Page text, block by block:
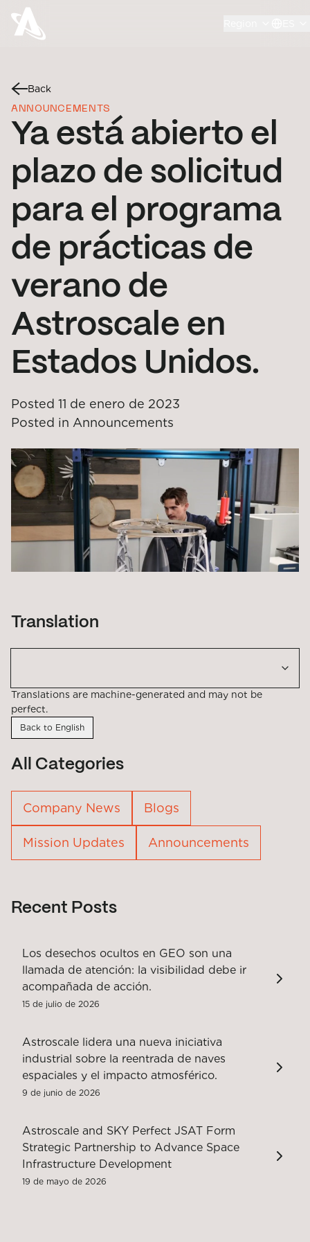
Back
ANNOUNCEMENTS
Ya está abierto el
plazo de solicitud
para el programa
de prácticas de
verano de
Astroscale en
Estados Unidos.
Posted 11 de enero de 2023
Posted in Announcements
Translation
Translations are machine-generated and may not be
perfect.
Back to English
All Categories
Company News Blogs
Mission Updates Announcements
Recent Posts
Los desechos ocultos en GEO son una
llamada de atención: la visibilidad debe ir
acompañada de acción.
15 de julio de 2026
Astroscale lidera una nueva iniciativa
industrial sobre la reentrada de naves
espaciales y el impacto atmosférico.
9 de junio de 2026
Astroscale and SKY Perfect JSAT Form
Strategic Partnership to Advance Space
Infrastructure Development
19 de mayo de 2026